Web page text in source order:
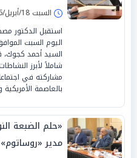
السبت 18/أبريل/2026 - 02:07 م
استقبل الدكتور
السيد أحمد
شاملاً لأبرز
مشاركته في
بالعاصمة
«حلم الضبعة
مدير